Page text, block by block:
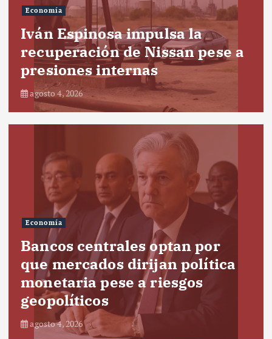
Economía
Iván Espinosa impulsa la
recuperación de Nissan pese a
presiones internas
agosto 4, 2026
Economía
Bancos centrales optan por
que mercados dirijan política
monetaria pese a riesgos
geopolíticos
agosto 4, 2026